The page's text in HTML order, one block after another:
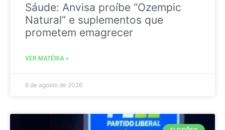
Sáude: Anvisa proíbe “Ozempic
Natural” e suplementos que
prometem emagrecer
VER MATÉRIA »
6 de agosto de 2026